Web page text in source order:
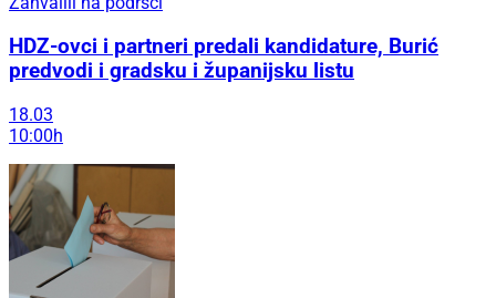
HDZ-ovci i partneri predali kandidature, Burić
predvodi i gradsku i županijsku listu
18.03
10:00h